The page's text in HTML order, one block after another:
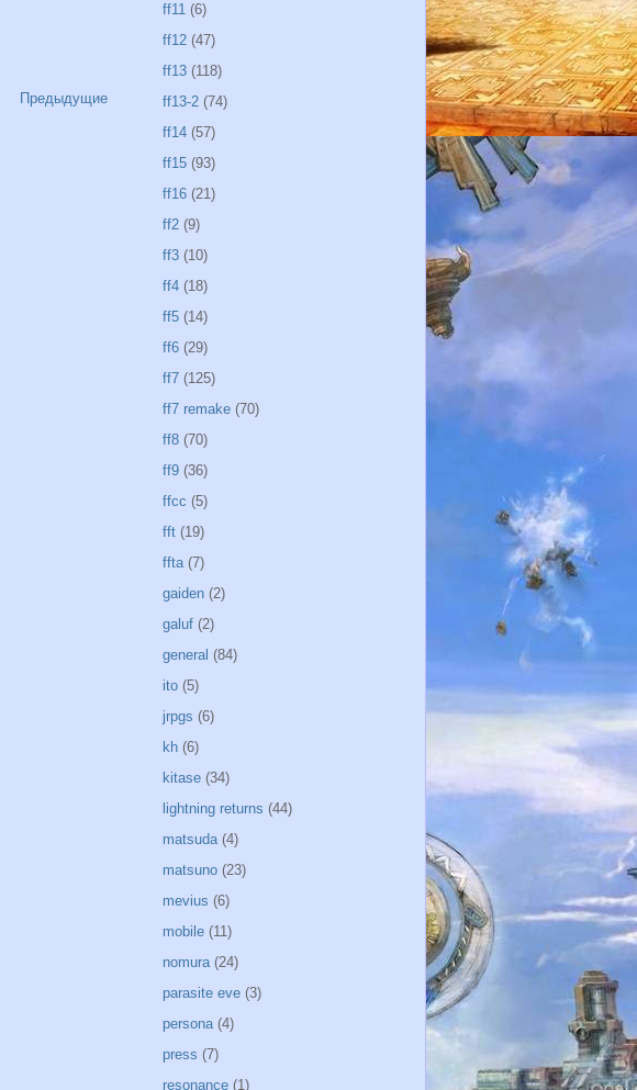
Предыдущие
ff11 (6)
ff12 (47)
ff13 (118)
ff13-2 (74)
ff14 (57)
ff15 (93)
ff16 (21)
ff2 (9)
ff3 (10)
ff4 (18)
ff5 (14)
ff6 (29)
ff7 (125)
ff7 remake (70)
ff8 (70)
ff9 (36)
ffcc (5)
fft (19)
ffta (7)
gaiden (2)
galuf (2)
general (84)
ito (5)
jrpgs (6)
kh (6)
kitase (34)
lightning returns (44)
matsuda (4)
matsuno (23)
mevius (6)
mobile (11)
nomura (24)
parasite eve (3)
persona (4)
press (7)
resonance (1)